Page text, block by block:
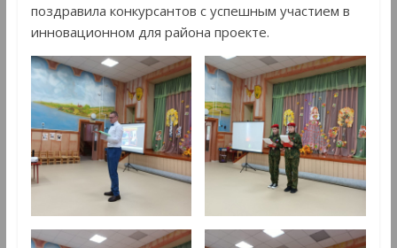
поздравила конкурсантов с успешным участием в
инновационном для района проекте.